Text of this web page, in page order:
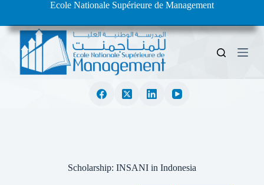
i
Ecole Nationale Supérieure de Management
Scholarship: INSANI in Indonesia